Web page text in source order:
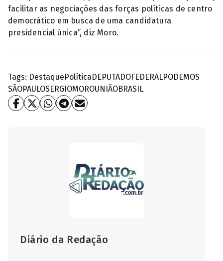
facilitar as negociações das forças políticas de centro
democrático em busca de uma candidatura
presidencial única”, diz Moro.
Tags: Destaque Política DEPUTADOFEDERALPODEMOS
SÃOPAULOSERGIOMOROUNIÃOBRASIL
Diário da Redação